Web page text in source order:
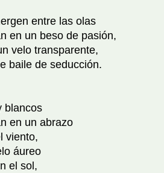
entre las olas
un beso de pasión,
transparente,
de seducción.
un abrazo
áureo
sol,